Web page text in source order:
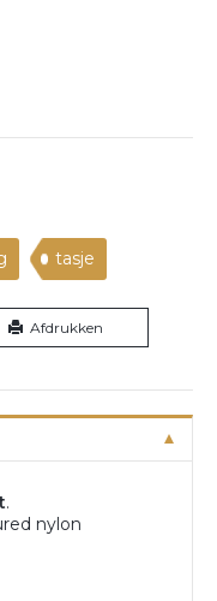
tasje
Afdrukken
.
nylon